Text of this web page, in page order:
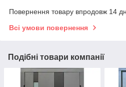
Повернення товару впродовж 14
Всі умови повернення
Подібні товари компанії